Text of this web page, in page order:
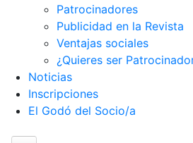
Patrocinadores
Publicidad en la Revista
Ventajas sociales
¿Quieres ser
Noticias
Inscripciones
El Godó del Socio/a